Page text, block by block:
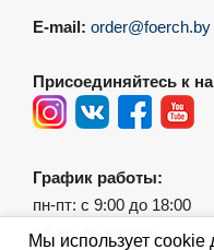
E-mail: order@foerch.by
Присоединяйтесь к
График работы:
пн-пт: с 9:00 до 18:00
сб-вс: выходной
Мы использует cookie